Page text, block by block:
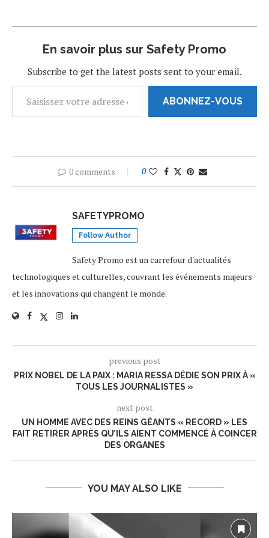
En savoir plus sur Safety Promo
Subscribe to get the latest posts sent to your email.
ABONNEZ-VOUS
0 comments 0
SAFETYPROMO
Follow Author
Safety Promo est un carrefour d'actualités
technologiques et culturelles, couvrant les événements majeurs
et les innovations qui changent le monde.
previous post
PRIX NOBEL DE LA PAIX : MARIA RESSA DÉDIE SON PRIX À «
TOUS LES JOURNALISTES »
next post
UN HOMME AVEC DES REINS GÉANTS « RECORD » LES
FAIT RETIRER APRÈS QU’ILS AIENT COMMENCÉ À COINCER
DES ORGANES
YOU MAY ALSO LIKE